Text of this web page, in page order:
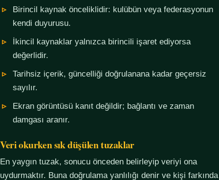
Birincil kaynak önceliklidir: kulübün veya federasyonun
kendi duyurusu.
İkincil kaynaklar yalnızca birincili işaret ediyorsa
değerlidir.
Tarihsiz içerik, güncelliği doğrulanana kadar geçersiz
sayılır.
Ekran görüntüsü kanıt değildir; bağlantı ve zaman
damgası aranır.
Veri okurken sık düşülen tuzaklar
En yaygın tuzak, sonucu önceden belirleyip veriyi ona
uydurmaktır. Buna doğrulama yanlılığı denir ve kişi farkında